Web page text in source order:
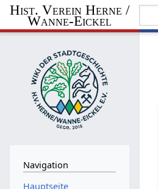
Hist. Verein Herne /
Wanne-Eickel
Navigation
Hauptseite